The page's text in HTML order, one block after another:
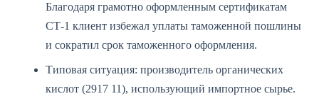
Благодаря грамотно оформленным сертификатам
СТ-1 клиент избежал уплаты таможенной пошлины
и сократил срок таможенного оформления.
Типовая ситуация: производитель органических
кислот (2917 11), использующий импортное сырье.